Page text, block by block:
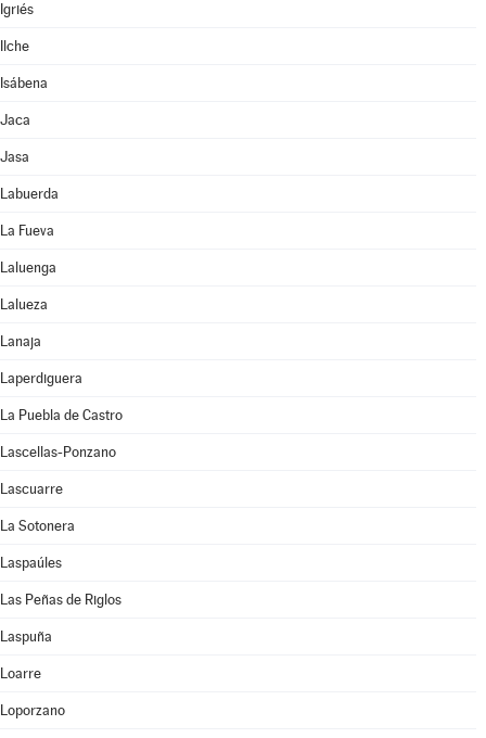
Igriés
Ilche
Isábena
Jaca
Jasa
Labuerda
La Fueva
Laluenga
Lalueza
Lanaja
Laperdiguera
La Puebla de Castro
Lascellas-Ponzano
Lascuarre
La Sotonera
Laspaúles
Las Peñas de Riglos
Laspuña
Loarre
Loporzano